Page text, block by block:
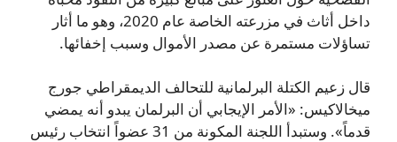
داخل أثاث في مزرعته الخاصة عام 2020، وهو ما أثار
تساؤلات مستمرة عن مصدر الأموال وسبب إخفائها.
قال زعيم الكتلة البرلمانية للتحالف الديمقراطي جورج
ميخالاكيس: «الأمر الإيجابي أن البرلمان يبدو أنه يمضي
قدماً». وستبدأ اللجنة المكونة من 31 عضواً انتخاب رئيس